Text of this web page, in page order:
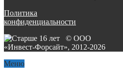
Политика
конфиденциальности
© ООО
«Инвест-Форсайт», 2012-2026
Меню